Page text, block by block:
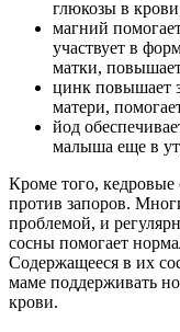
глюкозы в
магний
участвует в
матки,
цинк повышает
матери,
йод
малыша еще в
Кроме того, кедровые
против запоров.
проблемой, и
сосны помогает
Содержащееся в их
маме поддерживать
крови.